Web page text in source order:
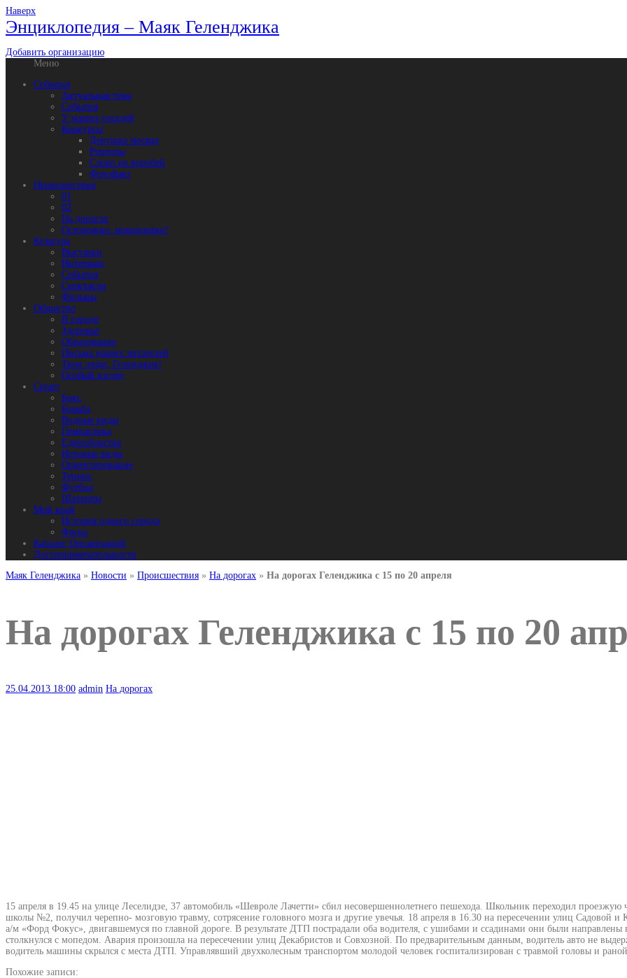
Наверх
Энциклопедия – Маяк Геленджика
Добавить организацию
Меню
События
Актуальная тема
События
У наших соседей
Конкурсы
Девушка месяца
Рецепты
Слово не воробей
Фотофакт
Происшествия
01
02
На дорогах
Осторожно: мошенники!
Культура
Выставки
Интервью
События
Спектакли
Фильмы
Общество
В городе
Здоровье
Образование
Письма наших читателей
Твои люди, Геленджик!
Особый взгляд
Спорт
Бокс
Борьба
Водные виды
Гимнастика
Единоборства
Игровые виды
Ориентирование
Теннис
Футбол
Шахматы
Мой край
История одного города
Фауна
Каталог Организаций
Достопримечательности
Маяк Геленджика » Новости » Происшествия » На дорогах » На дорогах Геленджика с 15 по 20 апреля
На дорогах Геленджика с 15 по 20
25.04.2013 18:00 admin На дорогах
15 апреля в 19.45 на улице Леселидзе, 37 автомобиль «Шевроле Лачетти» сбил несовершеннолетнего пешехода. Школьник переходил проезжую
школы №2, получил черепно- мозговую травму, сотрясение головного мозга и другие увечья. 18 апреля в 16.30 на пересечении улиц Садовой и
а/м «Форд Фокус», двигавшемуся по главной дороге. В результате ДТП пострадали оба водителя, с ушибами и ссадинами они были
столкнулся с мопедом. Авария произошла на пересечении улиц Декабристов и Совхозной. По предварительным данным, водитель авто не
водитель машины скрылся с места ДТП. Управлявший двухколесным транспортом молодой человек госпитализирован с травмой головы и
Похожие записи: